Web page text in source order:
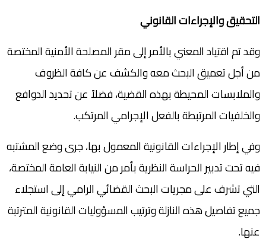
التحقيق والإجراءات القانوني
وقد تم اقتياد المعني بالأمر إلى مقر المصلحة الأمنية المختصة
من أجل تعميق البحث معه والكشف عن كافة الظروف
والملابسات المحيطة بهذه القضية، فضلاً عن تحديد الدوافع
والخلفيات المرتبطة بالفعل الإجرامي المرتكب.
وفي إطار الإجراءات القانونية المعمول بها، جرى وضع المشتبه
فيه تحت تدبير الحراسة النظرية بأمر من النيابة العامة المختصة،
التي تشرف على مجريات البحث القضائي الرامي إلى استجلاء
جميع تفاصيل هذه النازلة وترتيب المسؤوليات القانونية المترتبة
عنها.